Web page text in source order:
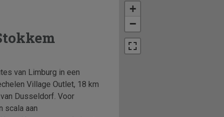
van Limburg in een
Village Outlet, 18 km
Dusseldorf. Voor
scala aan
+
−